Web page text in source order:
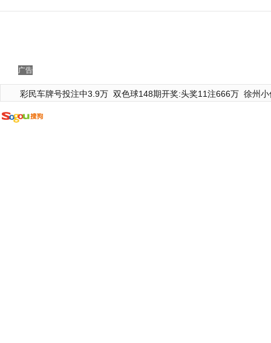
广告
彩民车牌号投注中3.9万 双色球148期开奖:头奖11注666万 徐州